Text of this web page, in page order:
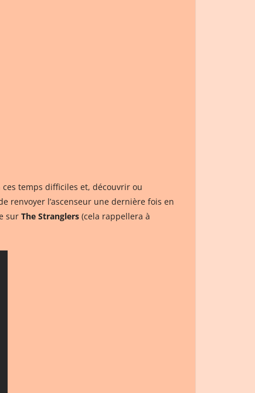
temps difficiles et, découvrir ou
renvoyer l’ascenseur une dernière fois en
sur The Stranglers (cela rappellera à